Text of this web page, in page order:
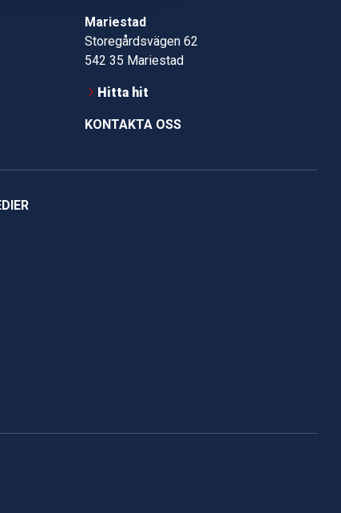
Mariestad
Storegårdsvägen 62
542 35 Mariestad
Hitta hit
KONTAKTA OSS